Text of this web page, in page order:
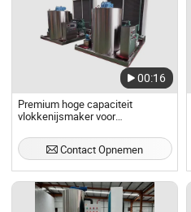
00:16
Premium hoge capaciteit
vlokkenijsmaker voor
Contact Opnemen